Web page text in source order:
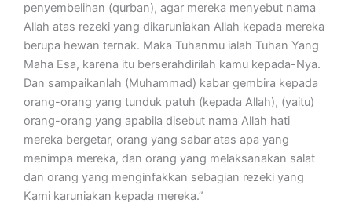
penyembelihan (qurban), agar mereka menyebut nama
Allah atas rezeki yang dikaruniakan Allah kepada mereka
berupa hewan ternak. Maka Tuhanmu ialah Tuhan Yang
Maha Esa, karena itu berserahdirilah kamu kepada-Nya.
Dan sampaikanlah (Muhammad) kabar gembira kepada
orang-orang yang tunduk patuh (kepada Allah), (yaitu)
orang-orang yang apabila disebut nama Allah hati
mereka bergetar, orang yang sabar atas apa yang
menimpa mereka, dan orang yang melaksanakan salat
dan orang yang menginfakkan sebagian rezeki yang
Kami karuniakan kepada mereka.”